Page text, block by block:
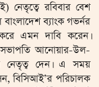
নেতৃত্বে রবিবার বেশ
ব্যাংক গভর্নর
এমন দাবি করেন।
সভাপতি আনোয়ার-উল-
নেতৃত্ব দেন। এ সময়
বিসিআই’র পরিচালক